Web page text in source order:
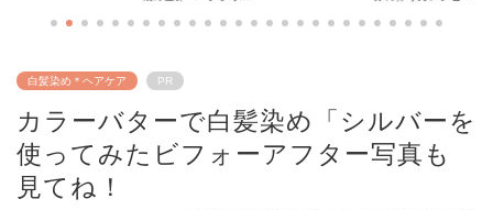
白髪染め＊ヘアケア PR
カラーバターで白髪染め「シルバーを
使ってみたビフォーアフター写真も
見てね！